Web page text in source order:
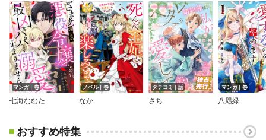
マンガ｜巻
七海なむた
ノベル｜巻
なか
タテコミ｜話
さち
マンガ｜巻
八咫緑
おすすめ特集